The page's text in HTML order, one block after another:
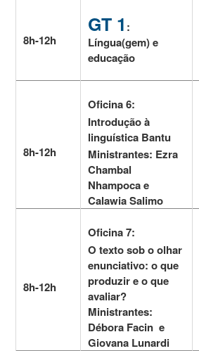
8h-12h
GT 1 :
Língua(gem) e
educação
8h-12h
Oficina 6:
Introdução à
linguística Bantu
Ministrantes: Ezra
Chambal
Nhampoca e
Calawia Salimo
8h-12h
Oficina 7:
O texto sob o olhar
enunciativo: o que
produzir e o que
avaliar?
Ministrantes:
Débora Facin e
Giovana Lunardi